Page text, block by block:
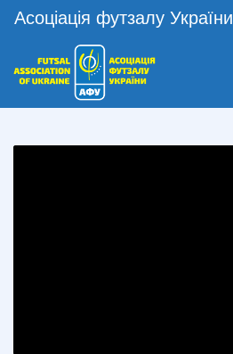
Асоціація футзалу України